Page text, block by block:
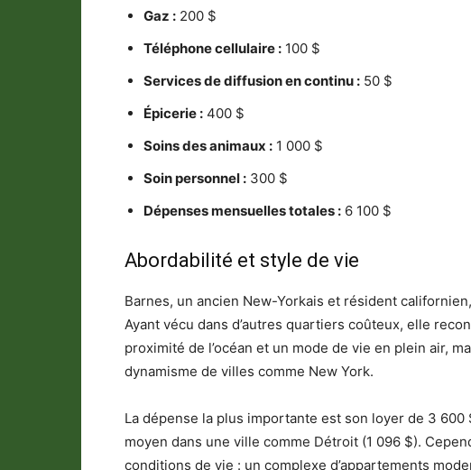
Gaz : 200 $
Téléphone cellulaire : 100 $
Services de diffusion en continu : 50 $
Épicerie : 400 $
Soins des animaux : 1 000 $
Soin personnel : 300 $
Dépenses mensuelles totales : 6 100 $
Abordabilité et style de vie
Barnes, un ancien New-Yorkais et résident
Ayant vécu dans d’autres quartiers coûteux, elle
proximité de l’océan et un mode de vie en plein air,
dynamisme de villes comme New York.
La dépense la plus importante est son loyer de 3
moyen dans une ville comme Détroit (1 096 $).
conditions de vie : un complexe d’appartements